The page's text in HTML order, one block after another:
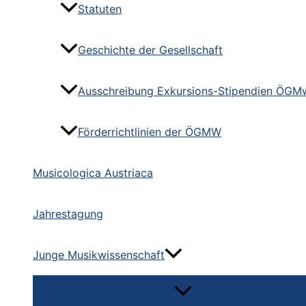
Statuten
Geschichte der Gesellschaft
Ausschreibung Exkursions-Stipendien
Förderrichtlinien der ÖGMW
Musicologica Austriaca
Jahrestagung
Junge Musikwissenschaft